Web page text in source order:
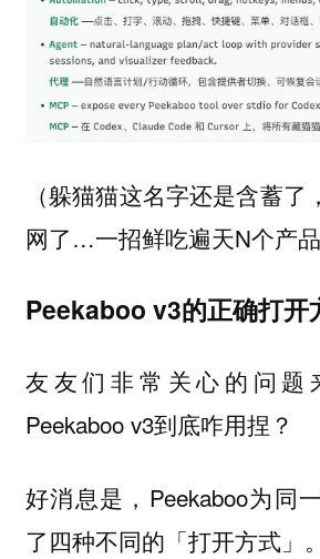
（躲猫猫这名字还是含蓄
网了…一招鲜吃遍天N个产
Peekaboo v3的正确打开
友友们非常关心的问
Peekaboo v3到底咋用捏？
好消息是，Peekaboo为同
了四种不同的「打开方式」。